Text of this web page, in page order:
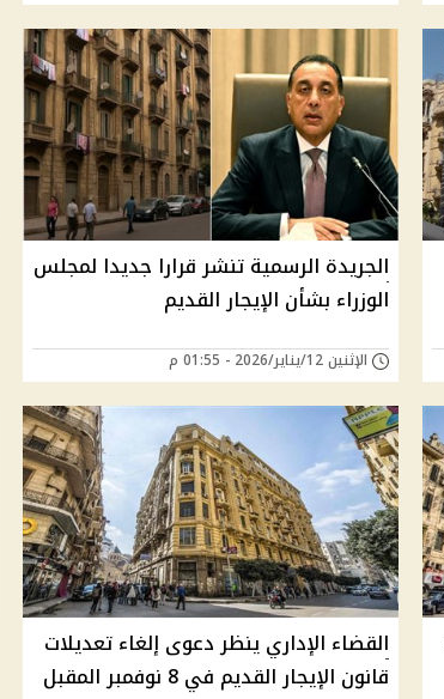
الجريدة الرسمية تنشر قرارا جديدا لمجلس
الوزراء بشأن الإيجار القديم
الإثنين 12/يناير/2026 - 01:55 م
القضاء الإداري ينظر دعوى إلغاء تعديلات
قانون الإيجار القديم في 8 نوفمبر المقبل